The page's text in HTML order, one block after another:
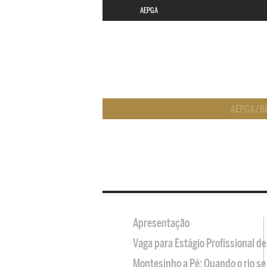
AEPGA
AEPGA/
Apresentação
Vaga para Estágio Profissional
Montesinho a Pé: Quando o rio